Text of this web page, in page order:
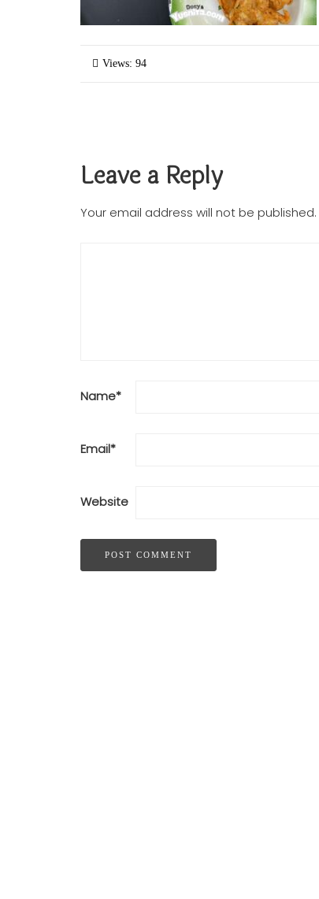
Views: 94
Leave a Reply
Your email address will not be published.
Name*
Email*
Website